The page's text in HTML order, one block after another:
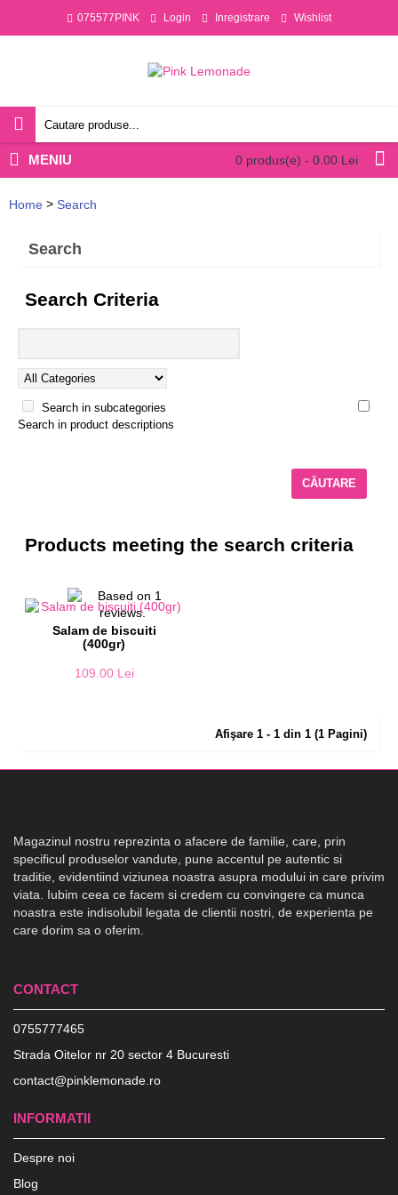
075577PINK Login Inregistrare Wishlist
0 produs(e) - 0.00 Lei
MENIU
Home > Search
Search
Search Criteria
Search in subcategories
Search in product descriptions
Products meeting the search criteria
Salam de biscuiti
(400gr)
109.00 Lei
Afişare 1 - 1 din 1 (1 Pagini)
Magazinul nostru reprezinta o afacere de familie, care, prin
specificul produselor vandute, pune accentul pe autentic si
traditie, evidentiind viziunea noastra asupra modului in care privim
viata. Iubim ceea ce facem si credem cu convingere ca munca
noastra este indisolubil legata de clientii nostri, de experienta pe
care dorim sa o oferim.
CONTACT
0755777465
Strada Oitelor nr 20 sector 4 Bucuresti
contact@pinklemonade.ro
INFORMATII
Despre noi
Blog